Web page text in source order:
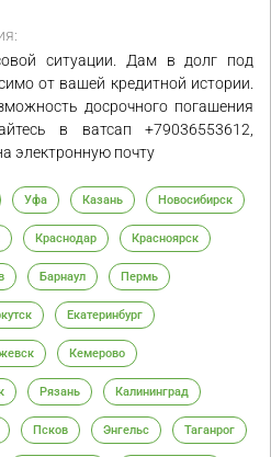
ситуации. Дам в долг под
от вашей кредитной истории.
досрочного погашения
в ватсап +79036553612,
электронную почту
Уфа Казань Новосибирск
Краснодар Красноярск
Барнаул Пермь
Екатеринбург
Кемерово
Рязань Калининград
Псков Энгельс Таганрог